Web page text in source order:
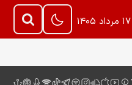
۱۷ مرداد ۱۴۰۵